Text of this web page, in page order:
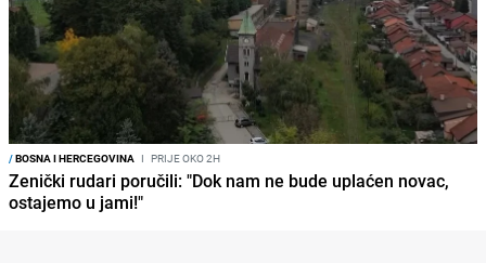
/BOSNA I HERCEGOVINA I PRIJE OKO 2H
Zenički rudari poručili: "Dok nam ne bude uplaćen novac,
ostajemo u jami!"